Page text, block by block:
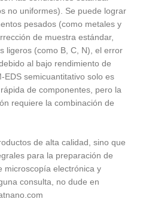
no uniformes). Se puede lograr
pesados ​​(como metales y
de muestra estándar,
ligeros (como B, C, N), el error
al bajo rendimiento de
EDS semicuantitativo solo es
de componentes, pero la
requiere la combinación de
de alta calidad, sino que
para la preparación de
microscopía electrónica y
consulta, no dude en